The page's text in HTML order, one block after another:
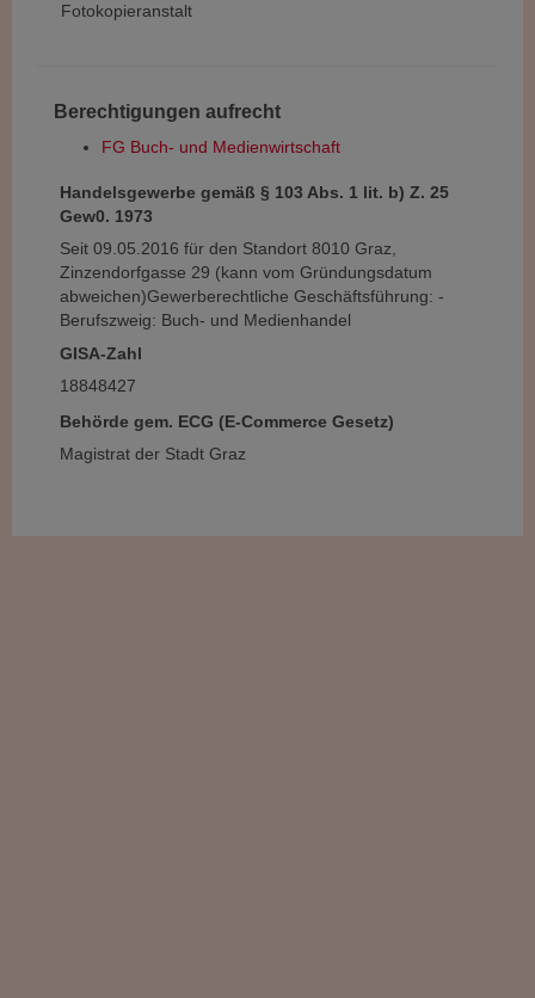
Fotokopieranstalt
Berechtigungen aufrecht
FG Buch- und Medienwirtschaft
Handelsgewerbe gemäß § 103 Abs. 1 lit. b) Z. 25
Gew0. 1973
Seit 09.05.2016 für den Standort 8010 Graz,
Zinzendorfgasse 29 (kann vom Gründungsdatum
abweichen)Gewerberechtliche Geschäftsführung: -
Berufszweig: Buch- und Medienhandel
GISA-Zahl
18848427
Behörde gem. ECG (E-Commerce Gesetz)
Magistrat der Stadt Graz